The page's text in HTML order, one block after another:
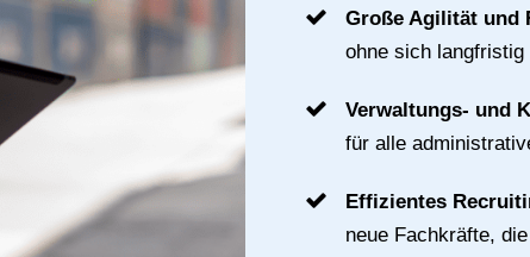
Große Agilität und
ohne sich
Verwaltungs- und
für alle
Effizientes
neue Fachkräfte,